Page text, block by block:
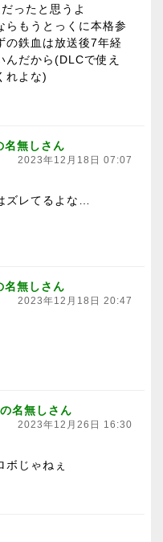
ったと思うよ
らもうとっくに本格参
の鉄血は放送後7年経
んだから(DLCで使え
れよな)
名無しさん
2023年12月18日 07:07
ズレてるよな…
名無しさん
2023年12月18日 20:47
名無しさん
2023年12月26日 16:30
ボじゃねぇ